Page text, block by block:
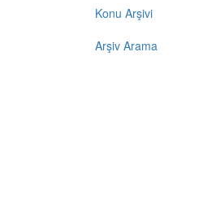
Konu Arşivi
Arşiv Arama